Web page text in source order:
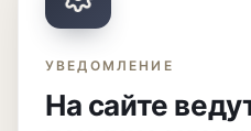
УВЕДОМЛЕНИЕ
На сайте